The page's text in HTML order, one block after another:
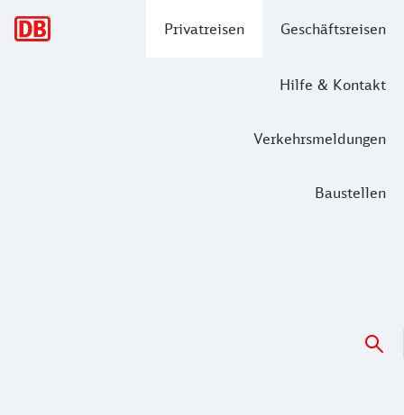
Privatreisen Geschäftsreisen
Hilfe & Kontakt
Verkehrsmeldungen
Baustellen